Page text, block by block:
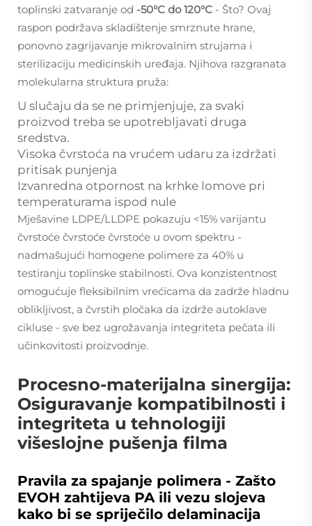
toplinski zatvaranje od -50°C do 120°C - Što? Ovaj
raspon podržava skladištenje smrznute hrane,
ponovno zagrijavanje mikrovalnim strujama i
sterilizaciju medicinskih uređaja. Njihova razgranata
molekularna struktura pruža:
U slučaju da se ne primjenjuje, za svaki
proizvod treba se upotrebljavati druga
sredstva.
Visoka čvrstoća na vrućem udaru za izdržati
pritisak punjenja
Izvanredna otpornost na krhke lomove pri
temperaturama ispod nule
Mješavine LDPE/LLDPE pokazuju <15% varijantu
čvrstoće čvrstoće čvrstoće u ovom spektru -
nadmašujući homogene polimere za 40% u
testiranju toplinske stabilnosti. Ova konzistentnost
omogućuje fleksibilnim vrećicama da zadrže hladnu
oblikljivost, a čvrstih pločaka da izdrže autoklave
cikluse - sve bez ugrožavanja integriteta pečata ili
učinkovitosti proizvodnje.
Procesno-materijalna sinergija:
Osiguravanje kompatibilnosti i
integriteta u tehnologiji
višeslojne pušenja filma
Pravila za spajanje polimera - Zašto
EVOH zahtijeva PA ili vezu slojeva
kako bi se spriječilo delaminacija